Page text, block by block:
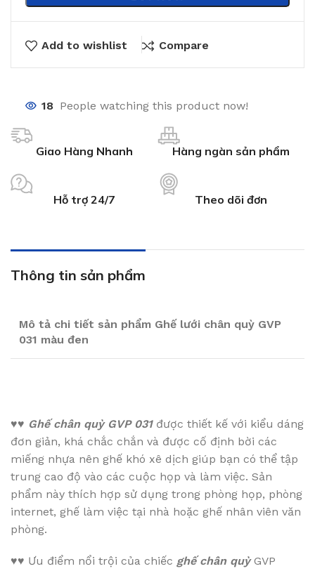
Add to wishlist Compare
18 People watching this product now!
Giao Hàng Nhanh Hàng ngàn sản phẩm
Hỗ trợ 24/7 Theo dõi đơn
Thông tin sản phẩm
Mô tả chi tiết sản phẩm Ghế lưới chân quỳ GVP
031 màu đen
♥♥ Ghế chân quỳ GVP 031được thiết kế với kiểu dáng
đơn giản, khá chắc chắn và được cố định bời các
miếng nhựa nên ghế khó xê dịch giúp bạn có thể tập
trung cao độ vào các cuộc họp và làm việc. Sản
phẩm này thích hợp sử dụng trong phòng họp, phòng
internet, ghế làm việc tại nhà hoặc ghế nhân viên văn
phòng.
♥♥ Ưu điểm nổi trội của chiếc ghế chân quỳGVP